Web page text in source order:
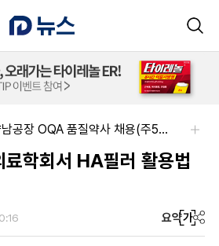
알보젠코리아-향남공장 OQA 품질약사 채용(주5일/파트타임 가능)
료학회서 HA필러 활용법
요약가